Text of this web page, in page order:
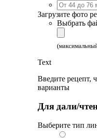
Загрузите фото
Выбрать
Text
Введите рецепт,
варианты
Для дали/
Выберите тип